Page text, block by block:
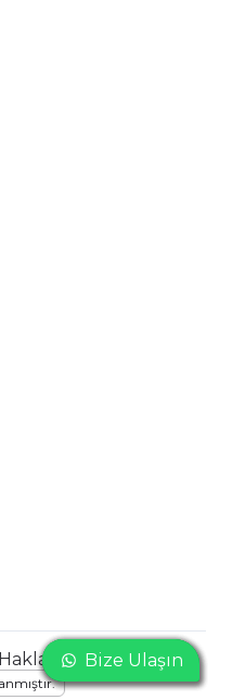
Saklıdır
Bize Ulaşın
Bize Ulaşın
Bize Ulaşın